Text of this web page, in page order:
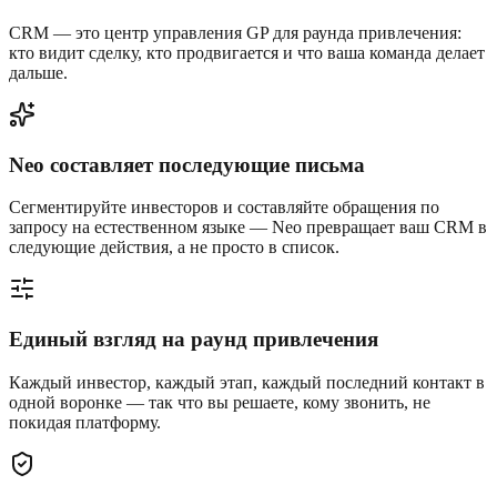
CRM — это центр управления GP для раунда привлечения:
кто видит сделку, кто продвигается и что ваша команда делает
дальше.
Neo составляет последующие письма
Сегментируйте инвесторов и составляйте обращения по
запросу на естественном языке — Neo превращает ваш CRM в
следующие действия, а не просто в список.
Единый взгляд на раунд привлечения
Каждый инвестор, каждый этап, каждый последний контакт в
одной воронке — так что вы решаете, кому звонить, не
покидая платформу.